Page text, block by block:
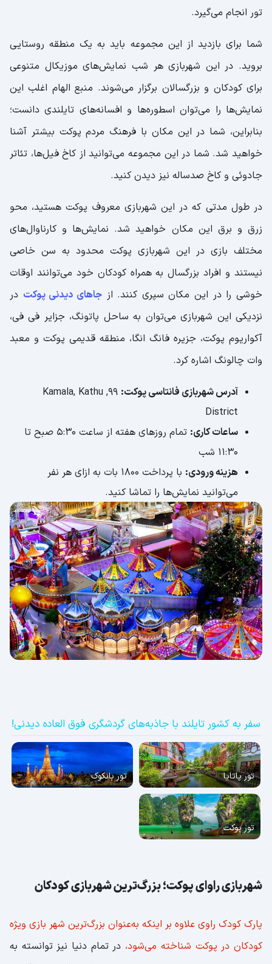
تور انجام می‌گیرد.
شما برای بازدید از این مجموعه باید به یک منطقه روستایی
بروید. در این شهربازی هر شب نمایش‌های موزیکال متنوعی
برای کودکان و بزرگسالان برگزار می‌شوند. منبع الهام اغلب این
نمایش‌ها را می‌توان اسطوره‌ها و افسانه‌های تایلندی دانست؛
بنابراین، شما در این مکان با فرهنگ مردم پوکت بیشتر آشنا
خواهید شد. شما در این مجموعه می‌‌توانید از کاخ فیل‌ها، تئاتر
جادوئی و کاخ صدساله نیز دیدن کنید.
در طول مدتی که در این شهربازی معروف پوکت هستید، محو
زرق و برق این مکان خواهید شد. نمایش‌ها و کارناوال‌های
مختلف بازی در این شهربازی پوکت محدود به سن خاصی
نیستند و افراد بزرگسال به‌ همراه کودکان خود می‌توانند اوقات
خوشی را در این مکان سپری کنند. ازجاهای دیدنی پوکت در
نزدیکی این شهربازی می‌توان به ساحل پاتونگ، جزایر فی فی،
آکواریوم پوکت، جزیره فانگ انگا، منطقه قدیمی پوکت و معبد
وات چالونگ اشاره کرد.
آدرس شهربازی فانتاسی پوکت:
99, Kamala, Kathu
District
ساعات کاری:
تمام روزهای هفته از ساعت 5:30 صبح تا
11:30 شب
هزینه ورودی:
با پرداخت 1800 بات به ازای هر نفر
می‌توانید نمایش‌ها را تماشا کنید.
سفر به کشور تایلند با جاذبه‌های گردشگری فوق العاده دیدنی!
تور پاتایا تور بانکوک
تور پوکت
شهربازی راوای پوکت؛ بزرگ‌ترین شهربازی کودکان
پارک کودک راوی علاوه ‌بر اینکه به‌‌عنوان بزرگ‌ترین شهر بازی ویژه
کودکان در پوکت شناخته می‌شود، در تمام دنیا نیز توانسته به